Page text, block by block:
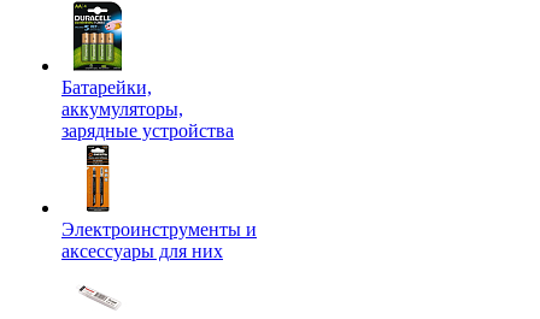
Батарейки,
аккумуляторы,
зарядные устройства
Электроинструменты и
аксессуары для них